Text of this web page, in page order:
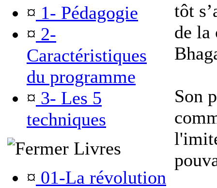
¤ 1- Pédagogie
¤ 2-
Caractéristiques
du programme
¤ 3- Les 5
techniques
Livres
¤ 01-La révolution
tôt
de la
Son